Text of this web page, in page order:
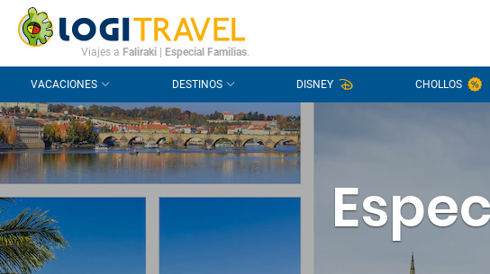
CONTACTO PREGUNTAS FRECUENTES
Viajes a Faliraki Especial Familias.
VACACIONES DESTINOS DISNEY CHOLLOS